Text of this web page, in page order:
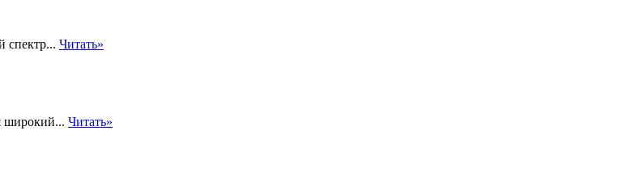
спектр... Читать»
широкий... Читать»